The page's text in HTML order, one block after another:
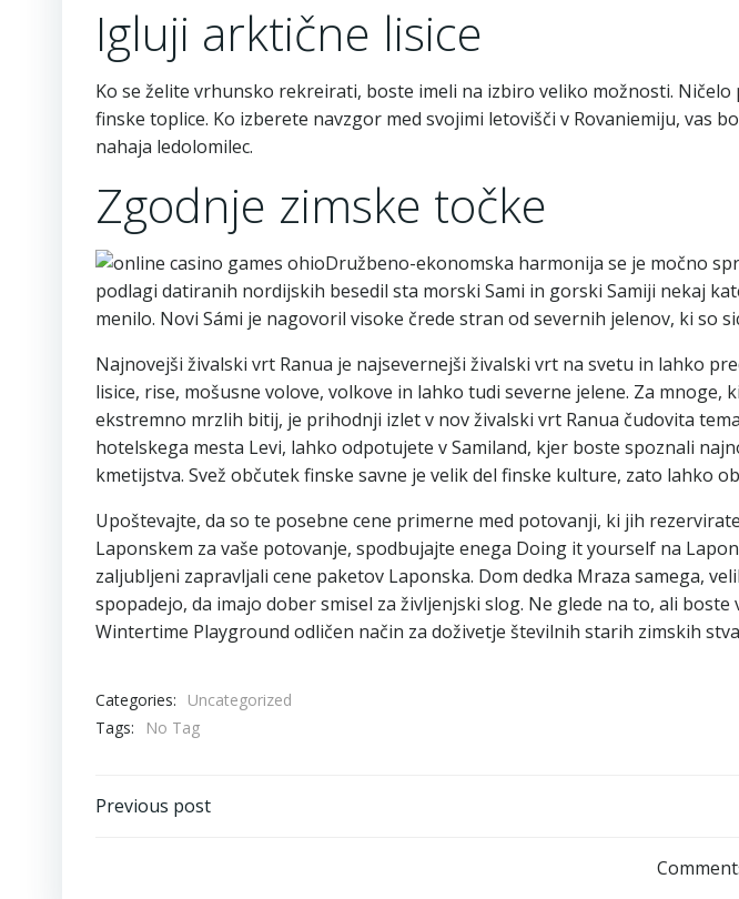
Igluji arktične lisice
Ko se želite vrhunsko rekreirati, boste imeli na izbiro veliko možnosti.
finske toplice. Ko izberete navzgor med svojimi letovišči v Rovaniemiju, vas
nahaja ledolomilec.
Zgodnje zimske točke
Družbeno-ekonomska harmonija se je močno
podlagi datiranih nordijskih besedil sta morski Sami in gorski Samiji nekaj
menilo. Novi Sámi je nagovoril visoke črede stran od severnih jelenov, ki so
Najnovejši živalski vrt Ranua je najsevernejši živalski vrt na svetu in lahko
lisice, rise, mošusne volove, volkove in lahko tudi severne jelene. Za
ekstremno mrzlih bitij, je prihodnji izlet v nov živalski vrt Ranua čudovita
hotelskega mesta Levi, lahko odpotujete v Samiland, kjer boste spoznali
kmetijstva. Svež občutek finske savne je velik del finske kulture, zato lahko
Upoštevajte, da so te posebne cene primerne med potovanji, ki jih
Laponskem za vaše potovanje, spodbujajte enega Doing it yourself na
zaljubljeni zapravljali cene paketov Laponska. Dom dedka Mraza samega,
spopadejo, da imajo dober smisel za življenjski slog. Ne glede na to, ali
Wintertime Playground odličen način za doživetje številnih starih zimskih
Categories:
Uncategorized
Tags:
No Tag
Post
Previous post